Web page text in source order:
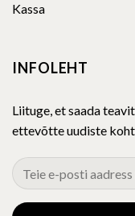
Kassa
INFOLEHT
Liituge, et saada
ettevõtte uudiste